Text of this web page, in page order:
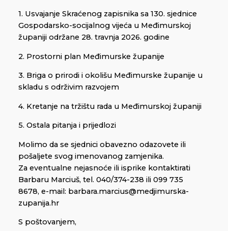
1. Usvajanje Skraćenog zapisnika sa 130. sjednice
Gospodarsko-socijalnog vijeća u Međimurskoj
županiji održane 28. travnja 2026. godine
2. Prostorni plan Međimurske županije
3. Briga o prirodi i okolišu Međimurske županije u
skladu s održivim razvojem
4. Kretanje na tržištu rada u Međimurskoj županiji
5. Ostala pitanja i prijedlozi
Molimo da se sjednici obavezno odazovete ili
pošaljete svog imenovanog zamjenika.
Za eventualne nejasnoće ili isprike kontaktirati
Barbaru Marciuš, tel. 040/374-238 ili 099 735
8678, e-mail: barbara.marcius@medjimurska-
zupanija.hr
S poštovanjem,